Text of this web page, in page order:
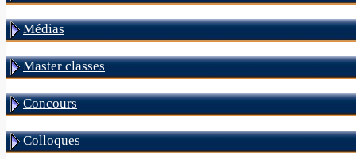
Médias
Master classes
Concours
Colloques